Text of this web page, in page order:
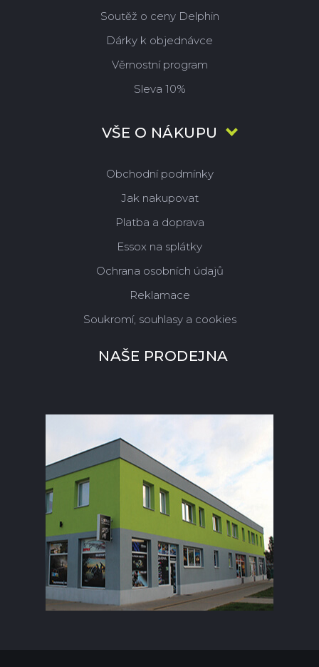
Soutěž o ceny Delphin
Dárky k objednávce
Věrnostní program
Sleva 10%
VŠE O NÁKUPU
Obchodní podmínky
Jak nakupovat
Platba a doprava
Essox na splátky
Ochrana osobních údajů
Reklamace
Soukromí, souhlasy a cookies
NAŠE PRODEJNA